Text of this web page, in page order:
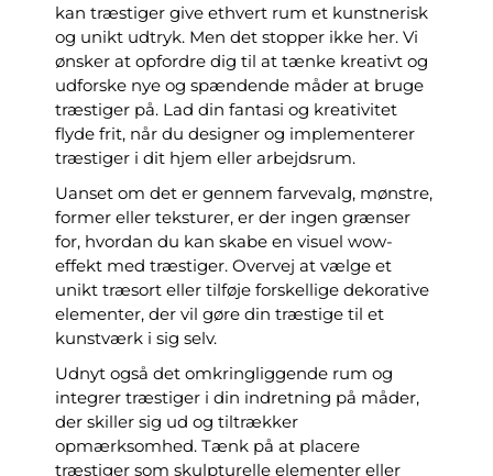
kan træstiger give ethvert rum et kunstnerisk
og unikt udtryk. Men det stopper ikke her. Vi
ønsker at opfordre dig til at tænke kreativt og
udforske nye og spændende måder at bruge
træstiger på. Lad din fantasi og kreativitet
flyde frit, når du designer og implementerer
træstiger i dit hjem eller arbejdsrum.
Uanset om det er gennem farvevalg, mønstre,
former eller teksturer, er der ingen grænser
for, hvordan du kan skabe en visuel wow-
effekt med træstiger. Overvej at vælge et
unikt træsort eller tilføje forskellige dekorative
elementer, der vil gøre din træstige til et
kunstværk i sig selv.
Udnyt også det omkringliggende rum og
integrer træstiger i din indretning på måder,
der skiller sig ud og tiltrækker
opmærksomhed. Tænk på at placere
træstiger som skulpturelle elementer eller